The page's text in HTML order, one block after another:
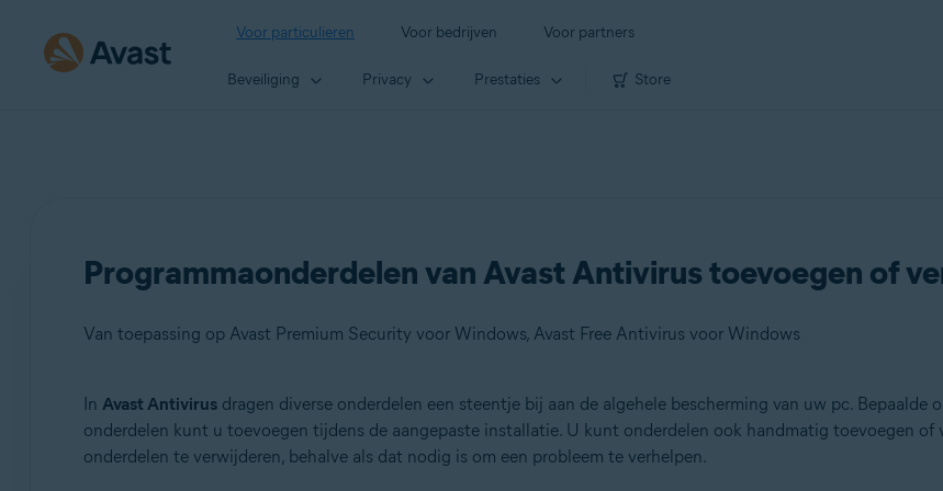
Voor particulieren Voor bedrijven Voor partners
Beveiliging Privacy Prestaties Store
Programmaonderdelen van Avast Antivirus toevoegen of
Van toepassing op Avast Premium Security voor Windows, Avast Free Antivirus voor Windows
Producten:
Avast Premium Security 22.x voor Windows
In Avast Antivirusdragen diverse onderdelen een steentje bij aan de algehele bescherming van uw pc. Bepaalde
onderdelen kunt u toevoegen tijdens de aangepaste installatie. U kunt onderdelen ook handmatig toevoegen
onderdelen te verwijderen, behalve als dat nodig is om een probleem te verhelpen.